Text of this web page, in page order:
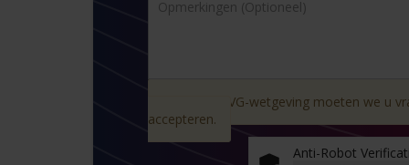
Vanwege AVG-wetgeving moeten we u
accepteren.
Anti-Robot